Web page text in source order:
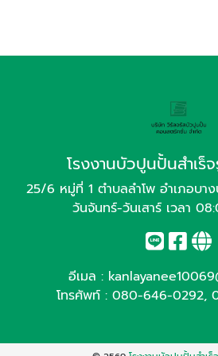
โรงงานบัวปูนปั้นสำเร็
25/6 หมู่ที่ 1 ตำบลลำโพ อำเภอบา
วันจันทร์-วันเสาร์ เวลา
อีเมล :
โทรศัพท์ : 080-646-0292,